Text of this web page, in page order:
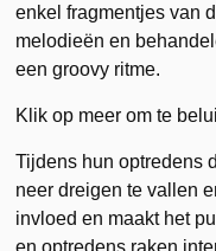
enkel fragmentjes van
melodieën en
een groovy ritme.
Klik op meer om te
Tijdens hun optredens
neer dreigen te vallen
invloed en maakt het
en optredens raken